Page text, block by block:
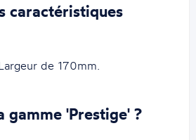
caractéristiques
de 170mm.
gamme 'Prestige' ?